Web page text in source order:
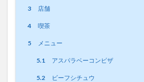
3 店舗
4 喫茶
5 メニュー
5.1 アスパラベーコンピザ
5.2 ビーフシチュウ